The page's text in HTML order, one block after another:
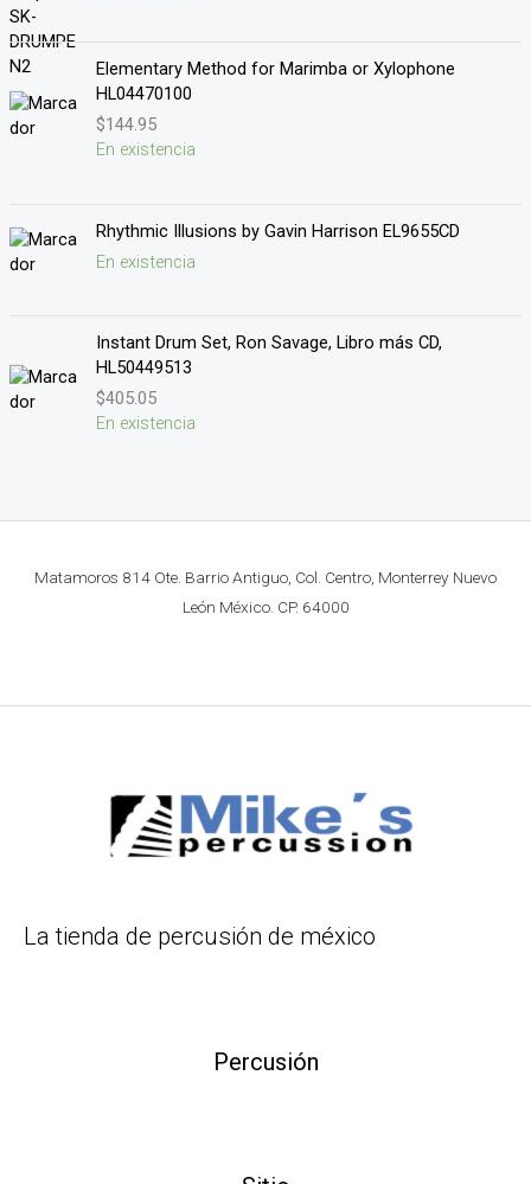
Elementary Method for Marimba or Xylophone
HL04470100
$144.95
En existencia
Rhythmic Illusions by Gavin Harrison EL9655CD
En existencia
Instant Drum Set, Ron Savage, Libro más CD,
HL50449513
$405.05
En existencia
Matamoros 814 Ote. Barrio Antiguo, Col. Centro, Monterrey Nuevo
León México. CP. 64000
La tienda de percusión de méxico
Percusión